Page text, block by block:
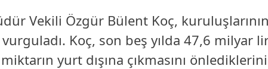
Antalya
Artvin
Vekili Özgür Bülent Koç,
Koç, son beş yılda 47,6 milyar
yurt dışına çıkmasını